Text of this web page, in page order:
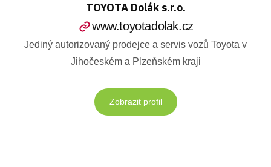
TOYOTA Dolák s.r.o.
www.toyotadolak.cz
Jediný autorizovaný prodejce a servis vozů Toyota v
Jihočeském a Plzeňském kraji
Zobrazit profil